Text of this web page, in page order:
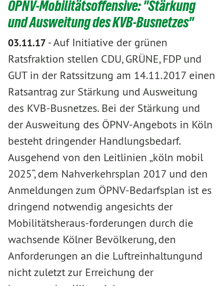
ÖPNV-Mobilitätsoffensive: "Stärkung
und Ausweitung des KVB-Busnetzes"
03.11.17-Auf Initiative der grünen
Ratsfraktion stellen CDU, GRÜNE, FDP und
GUT in der Ratssitzung am 14.11.2017 einen
Ratsantrag zur Stärkung und Ausweitung
des KVB-Busnetzes. Bei der Stärkung und
der Ausweitung des ÖPNV-Angebots in Köln
besteht dringender Handlungsbedarf.
Ausgehend von den Leitlinien „köln mobil
2025“, dem Nahverkehrsplan 2017 und den
Anmeldungen zum ÖPNV-Bedarfsplan ist es
dringend notwendig angesichts der
Mobilitätsheraus-forderungen durch die
wachsende Kölner Bevölkerung, den
Anforderungen an die Luftreinhaltungund
nicht zuletzt zur Erreichung der